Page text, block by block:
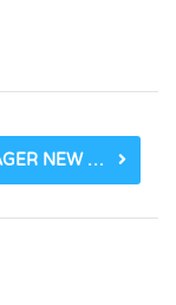
ACCOUNTMANAGER NEW BUSINESS